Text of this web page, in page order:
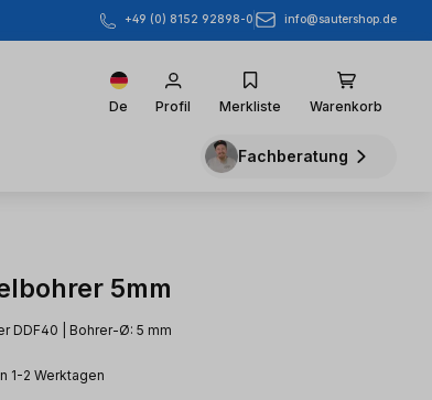
+49 (0) 8152 92898-0 info@sautershop.de
De Profil Merkliste Warenkorb
Fachberatung
5mm
DDF40 | Bohrer-Ø: 5 mm
1-2 Werktagen